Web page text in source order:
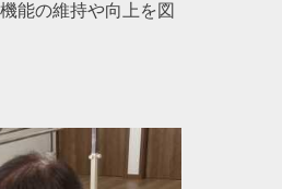
能の維持や向上を図